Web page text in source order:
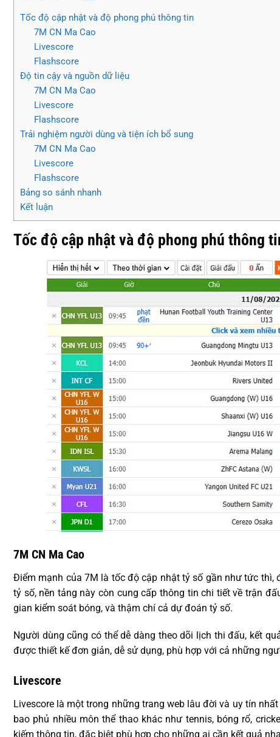
Tốc độ cập nhật và độ phong phú thông tin
7M CN Ma Cao
Livescore
Flashscore
Độ tin cậy và nguồn dữ liệu
7M CN Ma Cao
Livescore
Flashscore
Trải nghiệm người dùng và tiện ích bổ sung
7M CN Ma Cao
Livescore
Flashscore
Bảng so sánh nhanh
Kết luận
Tốc độ cập nhật và độ phong phú thông
7M CN Ma Cao
Điểm mạnh của 7M là tốc độ cập nhật tỷ số gần như tức thì,
tỷ số, nền tảng này còn cung cấp thông tin chi tiết về trận
gian kiểm soát bóng, và thậm chí cả dự đoán tỷ số.
Người dùng cũng có thể dễ dàng theo dõi lịch thi đấu, kết
được thiết kế đơn giản, dễ sử dụng, phù hợp với cả những
Livescore
Livescore là một trong những trang web lâu đời và uy tín
bao phủ nhiều môn thể thao khác như tennis, bóng rổ,
kiếm thông tin, đặc biệt phù hợp cho những ai cần kết quả